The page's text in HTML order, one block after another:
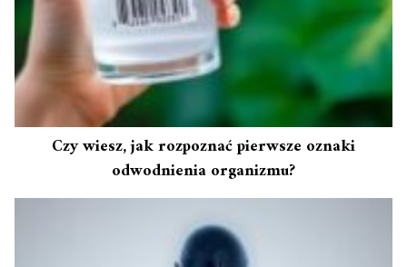
Czy wiesz, jak rozpoznać pierwsze oznaki
odwodnienia organizmu?